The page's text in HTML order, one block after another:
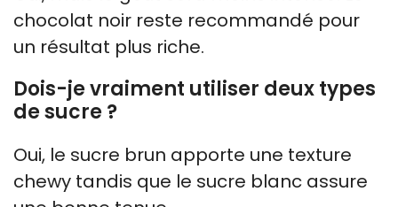
chocolat noir reste recommandé pour
un résultat plus riche.
Dois-je vraiment utiliser deux types
de sucre ?
Oui, le sucre brun apporte une texture
chewy tandis que le sucre blanc assure